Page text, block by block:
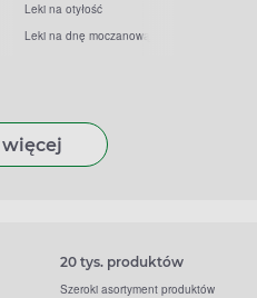
Leki na otyłość
Leki na dnę moczanową
20 tys. produktów
Szeroki asortyment produktów